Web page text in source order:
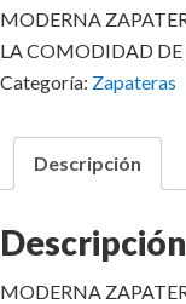
MODERNA
LA COMODIDAD
Categoría: Zapateras
Descripción
Descripción
MODERNA